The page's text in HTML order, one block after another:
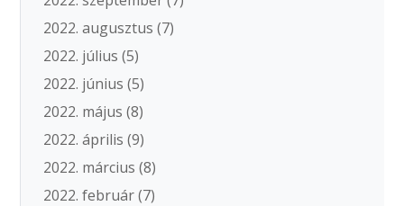
2022. augusztus (7)
2022. július (5)
2022. június (5)
2022. május (8)
2022. április (9)
2022. március (8)
2022. február(7)